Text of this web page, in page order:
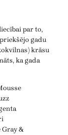
par to,
gadu
krāsu
ka gada
Gray &